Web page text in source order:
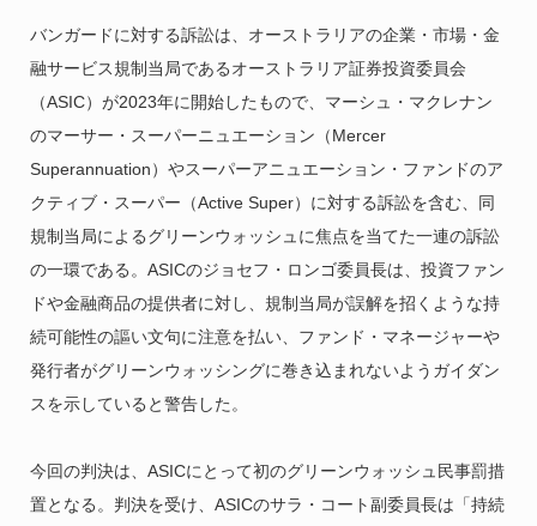
バンガードに対する訴訟は、オーストラリアの企業・市場・金
融サービス規制当局であるオーストラリア証券投資委員会
（ASIC）が2023年に開始したもので、マーシュ・マクレナン
のマーサー・スーパーニュエーション（Mercer
Superannuation）やスーパーアニュエーション・ファンドのア
クティブ・スーパー（Active Super）に対する訴訟を含む、同
規制当局によるグリーンウォッシュに焦点を当てた一連の訴訟
の一環である。ASICのジョセフ・ロンゴ委員長は、投資ファン
ドや金融商品の提供者に対し、規制当局が誤解を招くような持
続可能性の謳い文句に注意を払い、ファンド・マネージャーや
発行者がグリーンウォッシングに巻き込まれないようガイダン
スを示していると警告した。
今回の判決は、ASICにとって初のグリーンウォッシュ民事罰措
置となる。判決を受け、ASICのサラ・コート副委員長は「持続